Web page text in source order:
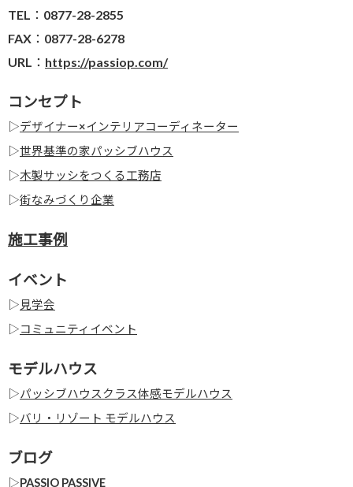
TEL：0877-28-2855
FAX：0877-28-6278
URL： https://passiop.com/
コンセプト
▷デザイナー×インテリアコーディネーター
▷世界基準の家パッシブハウス
▷木製サッシをつくる工務店
▷街なみづくり企業
施工事例
イベント
▷ 見学会
▷コミュニティイベント
モデルハウス
▷パッシブハウスクラス体感モデルハウス
▷バリ・リゾート モデルハウス
ブログ
▷PASSIO PASSIVE